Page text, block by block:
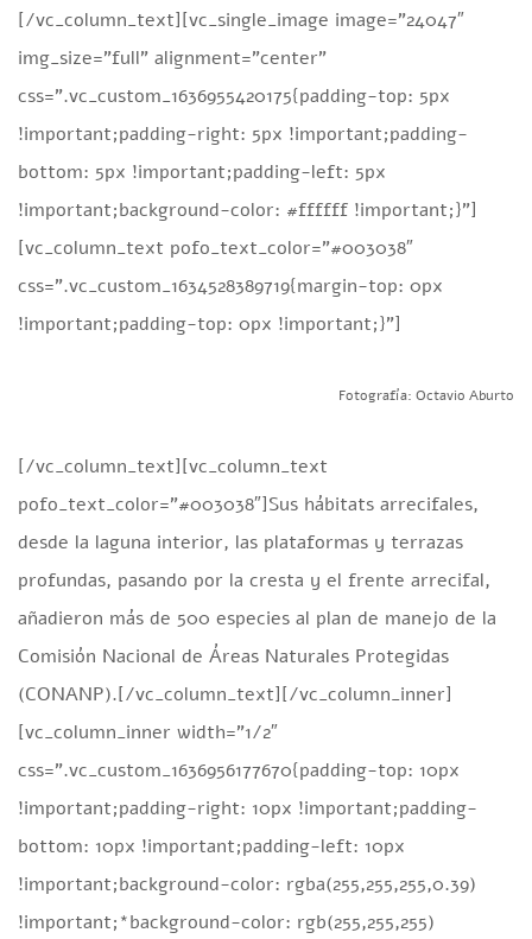
[/vc_column_text][vc_single_image image=”24047″
img_size=”full” alignment=”center”
css=”.vc_custom_1636955420175{padding-top: 5px
!important;padding-right: 5px !important;padding-
bottom: 5px !important;padding-left: 5px
!important;background-color: #ffffff !important;}”]
[vc_column_text pofo_text_color=”#003038″
css=”.vc_custom_1634528389719{margin-top: 0px
!important;padding-top: 0px !important;}”]
Fotografía: Octavio Aburto
[/vc_column_text][vc_column_text
pofo_text_color=”#003038″]Sus hábitats arrecifales,
desde la laguna interior, las plataformas y terrazas
profundas, pasando por la cresta y el frente arrecifal,
añadieron más de 500 especies al plan de manejo de la
Comisión Nacional de Áreas Naturales Protegidas
(CONANP).[/vc_column_text][/vc_column_inner]
[vc_column_inner width=”1/2″
css=”.vc_custom_1636956177670{padding-top: 10px
!important;padding-right: 10px !important;padding-
bottom: 10px !important;padding-left: 10px
!important;background-color: rgba(255,255,255,0.39)
!important;*background-color: rgb(255,255,255)